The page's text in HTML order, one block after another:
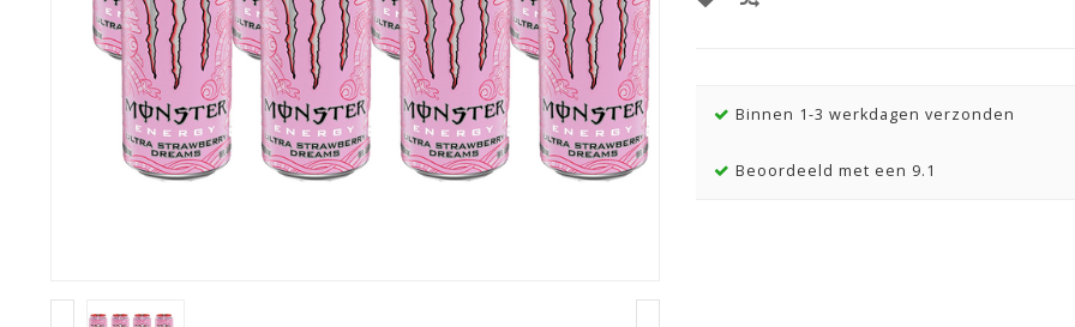
Binnen 1-3 werkdagen verzonden
Beoordeeld met een 9.1